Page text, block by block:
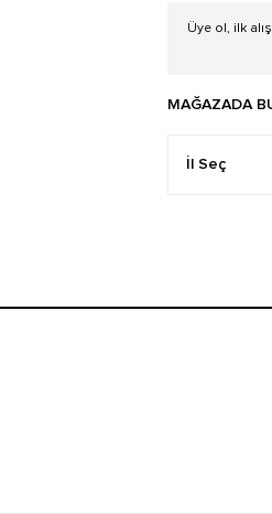
Üye ol, ilk
MAĞAZADA